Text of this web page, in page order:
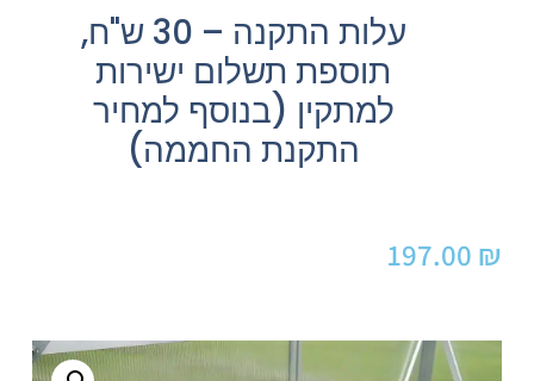
עלות התקנה – 30 ש"ח,
תוספת תשלום ישירות
למתקין (בנוסף למחיר
התקנת החממה)
197.00 ₪